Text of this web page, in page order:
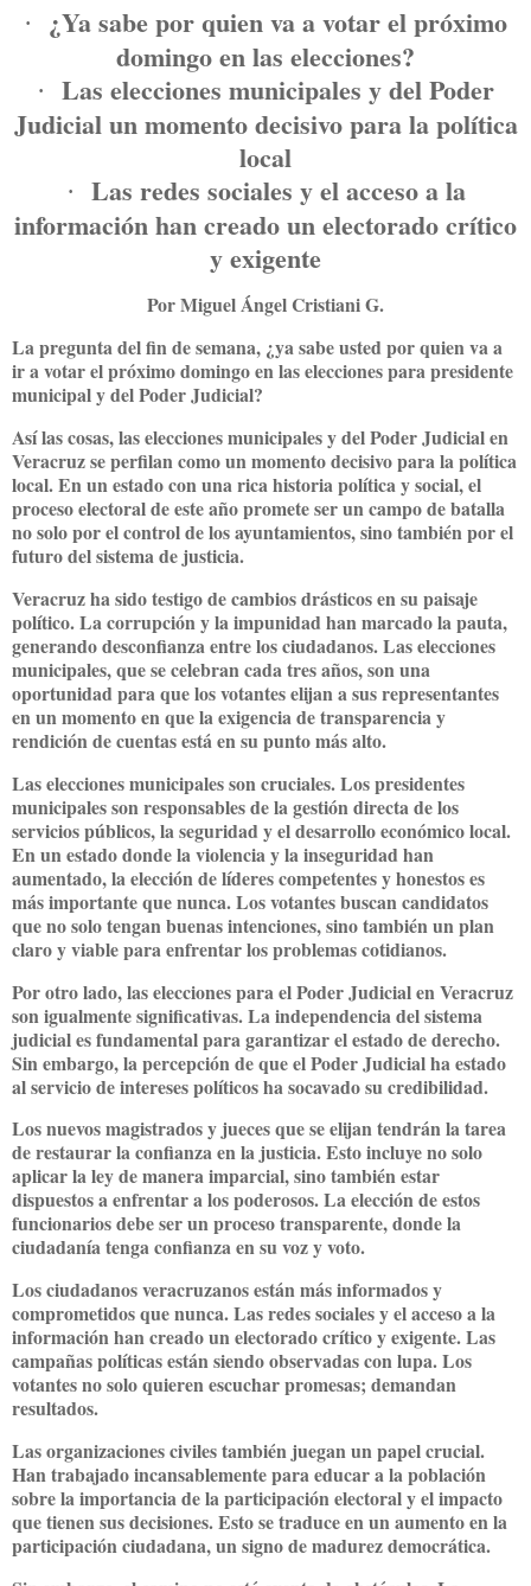
·
¿Ya sabe por quien va a votar el próximo
domingo en las elecciones?
·
Las elecciones municipales y del Poder
Judicial un momento decisivo para la política
local
·
Las redes sociales y el acceso a la
información han creado un electorado crítico
y exigente
Por Miguel Ángel Cristiani G.
La pregunta del fin de semana, ¿ya sabe usted por quien va a
ir a votar el próximo domingo en las elecciones para presidente
municipal y del Poder Judicial?
Así las cosas, las elecciones municipales y del Poder Judicial en
Veracruz se perfilan como un momento decisivo para la política
local. En un estado con una rica historia política y social, el
proceso electoral de este año promete ser un campo de batalla
no solo por el control de los ayuntamientos, sino también por el
futuro del sistema de justicia.
Veracruz ha sido testigo de cambios drásticos en su paisaje
político. La corrupción y la impunidad han marcado la pauta,
generando desconfianza entre los ciudadanos. Las elecciones
municipales, que se celebran cada tres años, son una
oportunidad para que los votantes elijan a sus representantes
en un momento en que la exigencia de transparencia y
rendición de cuentas está en su punto más alto.
Las elecciones municipales son cruciales. Los presidentes
municipales son responsables de la gestión directa de los
servicios públicos, la seguridad y el desarrollo económico local.
En un estado donde la violencia y la inseguridad han
aumentado, la elección de líderes competentes y honestos es
más importante que nunca. Los votantes buscan candidatos
que no solo tengan buenas intenciones, sino también un plan
claro y viable para enfrentar los problemas cotidianos.
Por otro lado, las elecciones para el Poder Judicial en Veracruz
son igualmente significativas. La independencia del sistema
judicial es fundamental para garantizar el estado de derecho.
Sin embargo, la percepción de que el Poder Judicial ha estado
al servicio de intereses políticos ha socavado su credibilidad.
Los nuevos magistrados y jueces que se elijan tendrán la tarea
de restaurar la confianza en la justicia. Esto incluye no solo
aplicar la ley de manera imparcial, sino también estar
dispuestos a enfrentar a los poderosos. La elección de estos
funcionarios debe ser un proceso transparente, donde la
ciudadanía tenga confianza en su voz y voto.
Los ciudadanos veracruzanos están más informados y
comprometidos que nunca. Las redes sociales y el acceso a la
información han creado un electorado crítico y exigente. Las
campañas políticas están siendo observadas con lupa. Los
votantes no solo quieren escuchar promesas; demandan
resultados.
Las organizaciones civiles también juegan un papel crucial.
Han trabajado incansablemente para educar a la población
sobre la importancia de la participación electoral y el impacto
que tienen sus decisiones. Esto se traduce en un aumento en la
participación ciudadana, un signo de madurez democrática.